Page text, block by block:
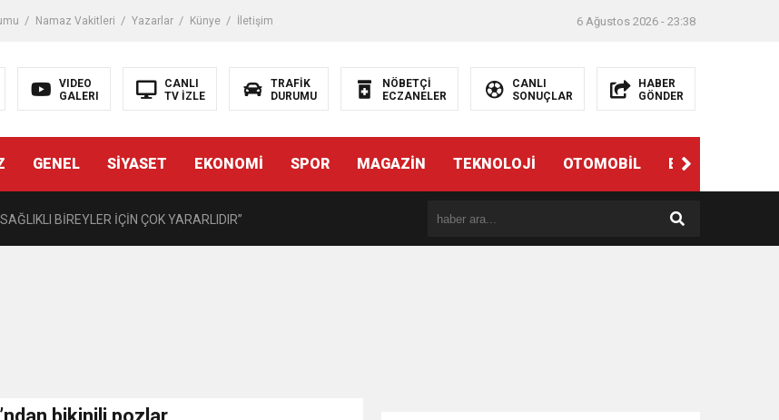
Namaz Vakitleri Yazarlar Künye İletişim 6 Ağustos 2026 - 23:38
VIDEO
GALERI
CANLI
TV İZLE
TRAFİK
DURUMU
NÖBETÇİ
ECZANELER
CANLI
SONUÇLAR
HABER
GÖNDER
GENEL SİYASET EKONOMİ SPOR MAGAZİN TEKNOLOJİ OTOMOBİL EĞİTİM
LİSELİLERE BİLGİLENDİRME
BİREYLER İÇİN ÇOK YARARLIDIR”